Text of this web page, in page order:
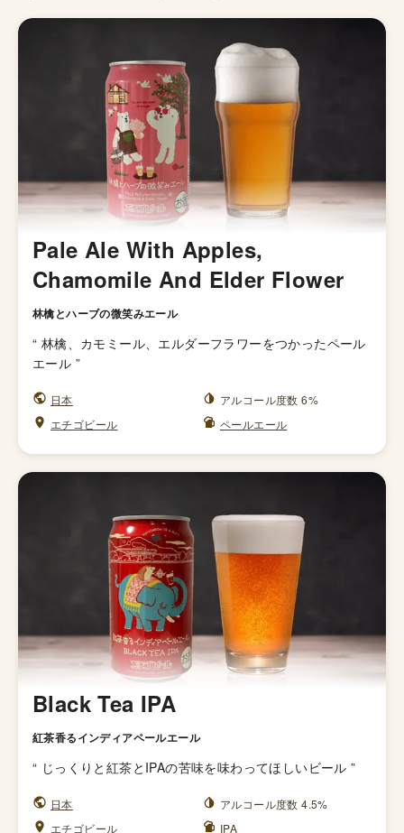
Pale Ale With Apples,
Chamomile And Elder Flower
林檎とハーブの微笑みエール
“ 林檎、カモミール、エルダーフラワーをつかったペール
エール ”
日本
アルコール度数 6%
エチゴビール
ペールエール
Black Tea IPA
紅茶香るインディアペールエール
“ じっくりと紅茶とIPAの苦味を味わってほしいビール ”
日本
アルコール度数 4.5%
エチゴビール
IPA